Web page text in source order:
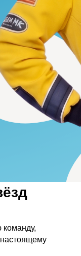
команду,
настоящему